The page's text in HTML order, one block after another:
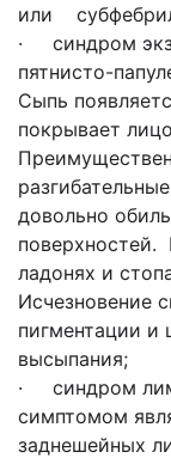
или
· синдром
пятнисто-
Сыпь
покрывает
довольно
поверхностей.
ладонях и
Исчезновение
пигментации
· синдром
симптомом
заднешейных